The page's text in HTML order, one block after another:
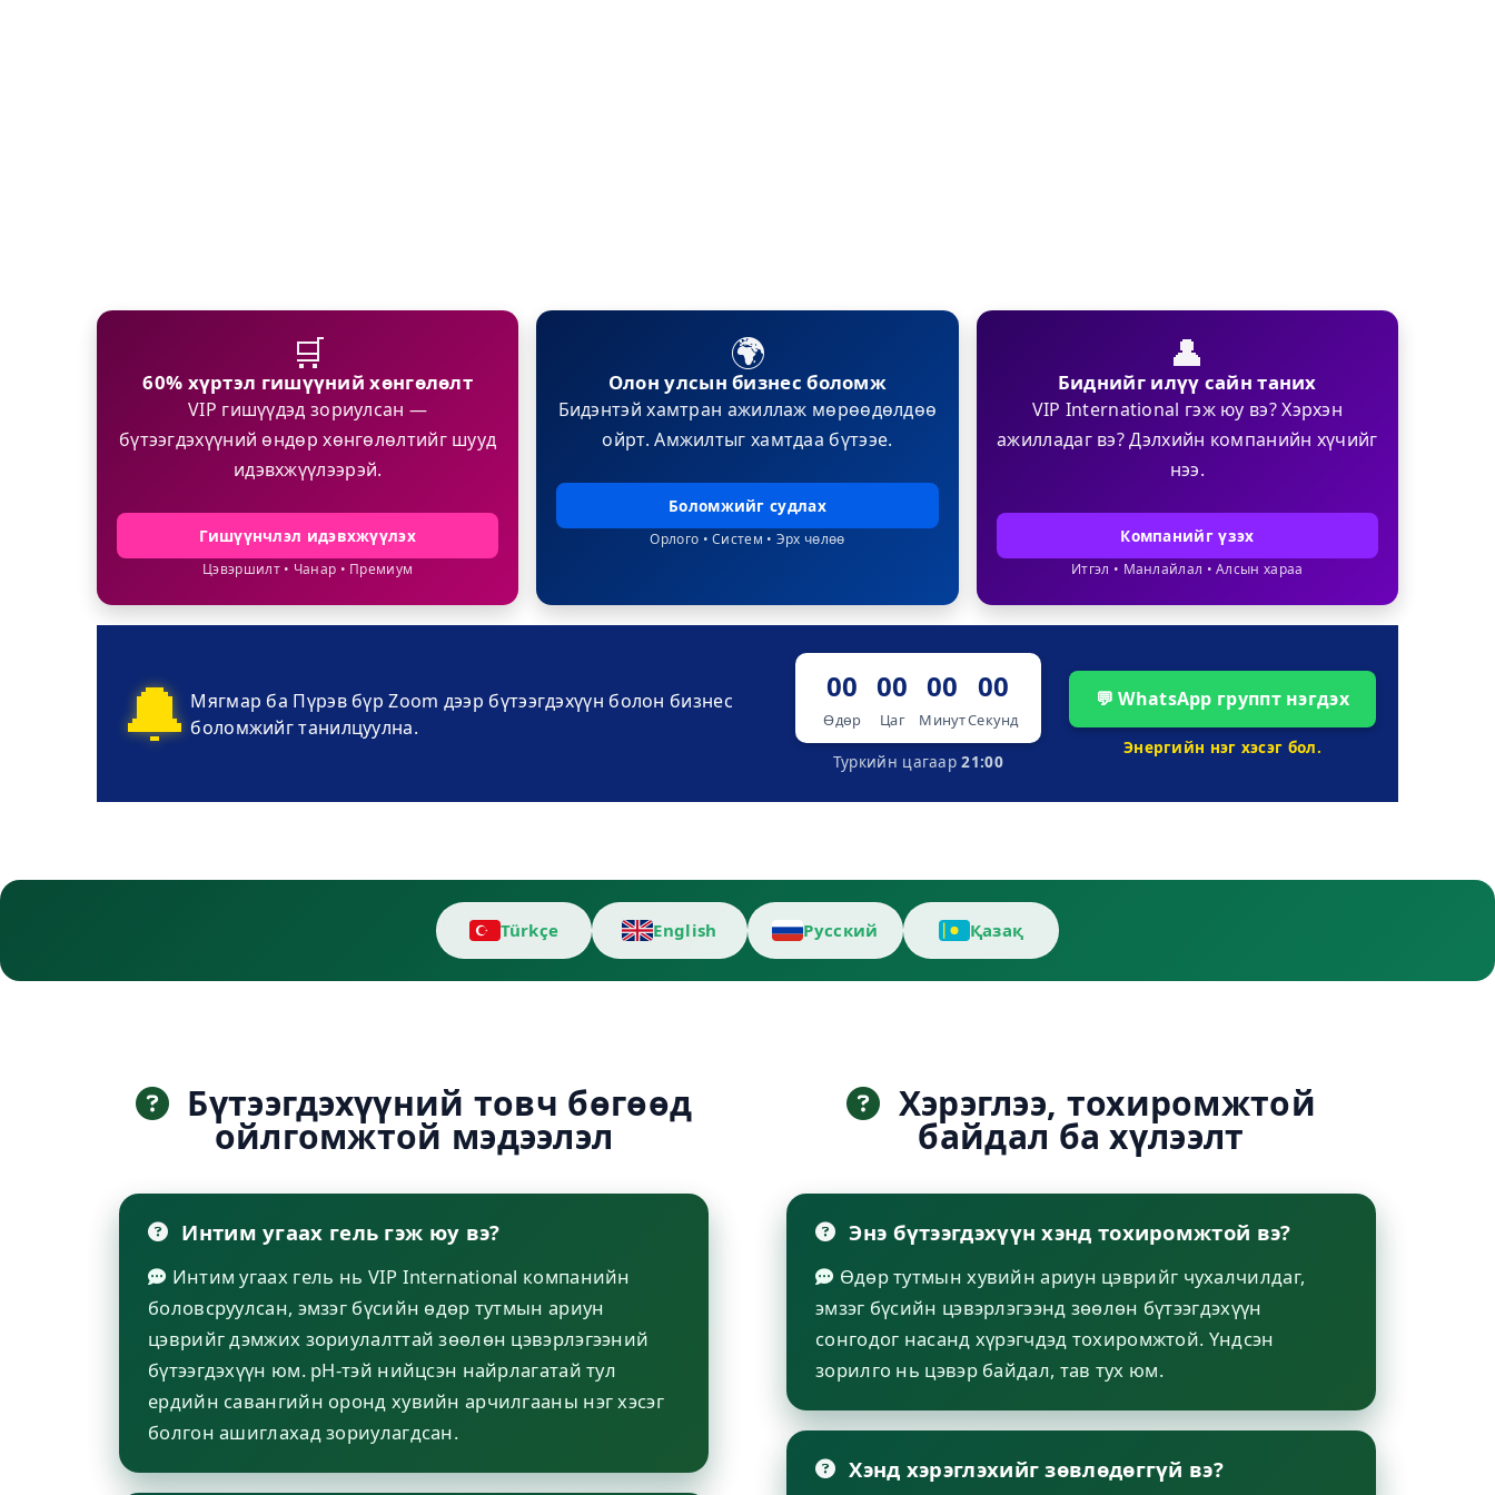
🛒
60% хүртэл гишүүний хөнгөлөлт
VIP гишүүдэд зориулсан —
бүтээгдэхүүний өндөр хөнгөлөлтийг шууд
идэвхжүүлээрэй.
Гишүүнчлэл идэвхжүүлэх
Цэвэршилт • Чанар • Премиум
🌍
Олон улсын бизнес боломж
Бидэнтэй хамтран ажиллаж мөрөөдөлдөө
ойрт. Амжилтыг хамтдаа бүтээе.
Боломжийг судлах
Орлого • Систем • Эрх чөлөө
👤
Биднийг илүү сайн таних
VIP International гэж юу вэ? Хэрхэн
ажилладаг вэ? Дэлхийн компанийн хүчийг
нээ.
Компанийг үзэх
Итгэл • Манлайлал • Алсын хараа
🔔 Мягмар ба Пүрэв бүр Zoom дээр бүтээгдэхүүн болон бизнес
боломжийг танилцуулна.
00
Өдөр
00
Цаг
00
Минут
00
Секунд
Туркийн цагаар21:00
💬 WhatsApp группт нэгдэх
Энергийн нэг хэсэг бол.
Türkçe English Русский Қазақ
Бүтээгдэхүүний товч бөгөөд
ойлгомжтой мэдээлэл
Интим угаах гель гэж юу вэ?
Интим угаах гель нь VIP International компанийн
боловсруулсан, эмзэг бүсийн өдөр тутмын ариун
цэврийг дэмжих зориулалттай зөөлөн цэвэрлэгээний
бүтээгдэхүүн юм. pH-тэй нийцсэн найрлагатай тул
ердийн савангийн оронд хувийн арчилгааны нэг хэсэг
болгон ашиглахад зориулагдсан.
Хэрэглээ, тохиромжтой
байдал ба хүлээлт
Энэ бүтээгдэхүүн хэнд тохиромжтой вэ?
Өдөр тутмын хувийн ариун цэврийг чухалчилдаг,
эмзэг бүсийн цэвэрлэгээнд зөөлөн бүтээгдэхүүн
сонгодог насанд хүрэгчдэд тохиромжтой. Үндсэн
зорилго нь цэвэр байдал, тав тух юм.
Хэнд хэрэглэхийг зөвлөдөггүй вэ?